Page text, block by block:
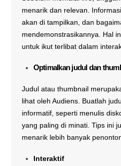
menarik dan relevan.
akan di tampilkan, dan
mendemonstrasikannya. Hal
untuk ikut terlibat dalam
Optimalkan judul dan
Judul atau thumbnail
lihat oleh Audiens. Buatlah
informatif, seperti menulis
yang paling di minati. Tips ini
menarik lebih banyak
Interaktif